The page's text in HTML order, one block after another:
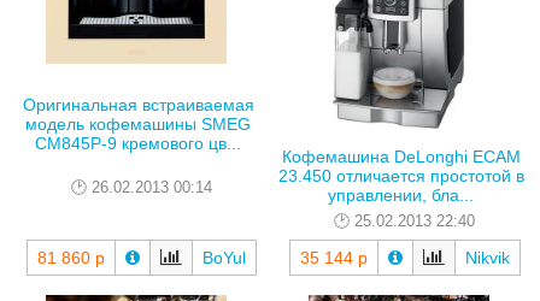
Оригинальная встраиваемая
модель кофемашины SMEG
CM845P-9 кремового цв...
26.02.2013 00:14
81 860 р BoYul
Кофемашина DeLonghi ECAM
23.450 отличается простотой в
управлении, бла...
25.02.2013 22:40
35 144 р Nikvik